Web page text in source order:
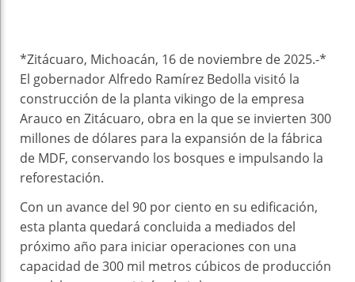
*Zitácuaro, Michoacán, 16 de noviembre de 2025.-*
El gobernador Alfredo Ramírez Bedolla visitó la
construcción de la planta vikingo de la empresa
Arauco en Zitácuaro, obra en la que se invierten 300
millones de dólares para la expansión de la fábrica
de MDF, conservando los bosques e impulsando la
reforestación.
Con un avance del 90 por ciento en su edificación,
esta planta quedará concluida a mediados del
próximo año para iniciar operaciones con una
capacidad de 300 mil metros cúbicos de producción